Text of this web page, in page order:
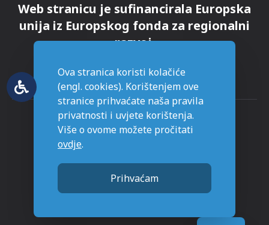
Web stranicu je sufinancirala Europska
unija iz Europskog fonda za regionalni
razvoj.
Stranice napravljene sa
Ova stranica koristi kolačiće
(engl. cookies). Korištenjem ove
stranice prihvaćate naša pravila
privatnosti i uvjete korištenja.
Više o ovome možete pročitati
ovdje.
Prihvaćam